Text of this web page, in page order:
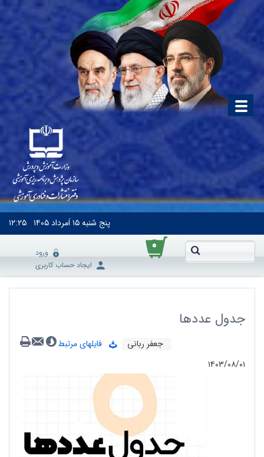
پنج شنبه۱۵ اَمرداد ۱۴۰۵ ۱۲:۲۵
۰
ورود
ایجاد حساب کاربری
جدول عددها
جعفر ربانی
فایلهای مرتبط
۱۴۰۳/۰۸/۰۱